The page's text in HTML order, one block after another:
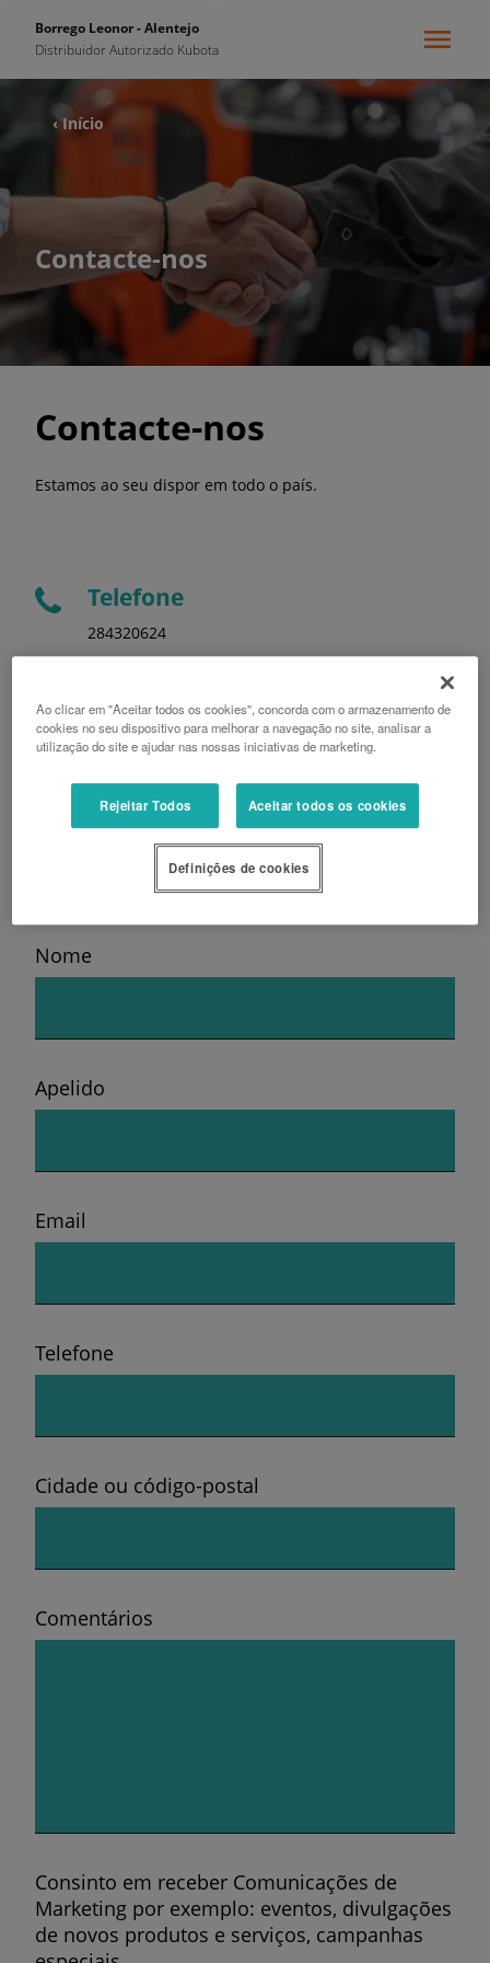
Borrego Leonor - Alentejo
Distribuidor Autorizado Kubota
‹ Início
Contacte-nos
Contacte-nos
Estamos ao seu dispor em todo o país.
Telefone
284320624
Morada
Lugar da Suratesta S/N 7800-241 BEJA Portugal
Nome
Apelido
Email
Telefone
Cidade ou código-postal
Comentários
Consinto em receber Comunicações de
Marketing por exemplo: eventos, divulgações
de novos produtos e serviços, campanhas
Ao clicar em "Aceitar todos os cookies", concorda com o armazenamento de
cookies no seu dispositivo para melhorar a navegação no site, analisar a
utilização do site e ajudar nas nossas iniciativas de marketing.
Rejeitar Todos Aceitar todos os cookies
Definições de cookies